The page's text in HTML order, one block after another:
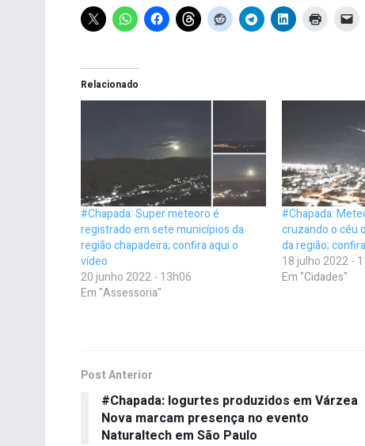
Relacionado
#Chapada: Super meteoro é
registrado em sete municípios da
região chapadeira; confira aqui o
vídeo
20 junho 2022 - 13h06
Em "Assessoria"
#Chapada:
cruzando o céu
da região;
18 julho 2022 -
Em "Cidades"
Post Anterior
#Chapada: Iogurtes produzidos em Várzea
Nova marcam presença no evento
Naturaltech em São Paulo